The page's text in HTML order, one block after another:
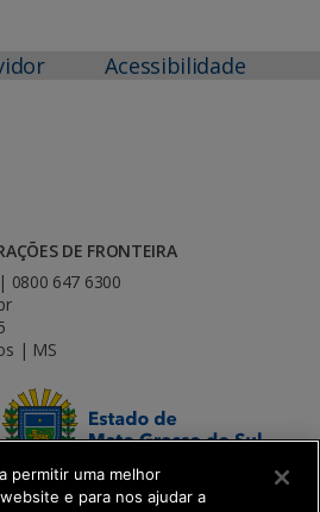
Acessibilidade
DE FRONTEIRA
0800 647 6300
| MS
permitir uma melhor
e para nos ajudar a